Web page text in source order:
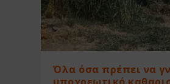
Όλα όσα πρέπει να